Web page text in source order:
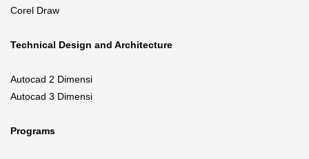
Corel Draw
Technical Design and Architecture
Autocad 2 Dimensi
Autocad 3 Dimensi
Programs